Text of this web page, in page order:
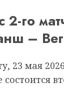
2-го
–
23 мая
состоится